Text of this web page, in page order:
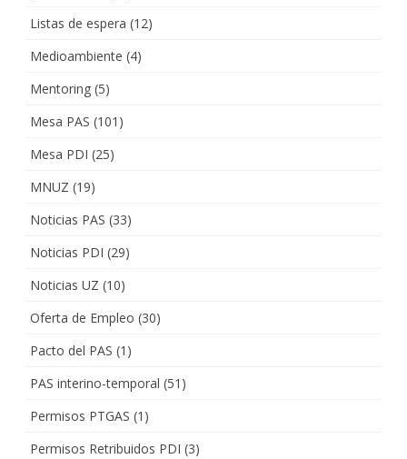
Listas de espera (12)
Medioambiente (4)
Mentoring (5)
Mesa PAS (101)
Mesa PDI (25)
MNUZ (19)
Noticias PAS (33)
Noticias PDI (29)
Noticias UZ (10)
Oferta de Empleo (30)
Pacto del PAS (1)
PAS interino-temporal (51)
Permisos PTGAS (1)
Permisos Retribuidos PDI (3)